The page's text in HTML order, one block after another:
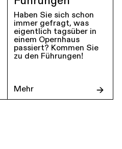
Haben Sie sich schon
immer gefragt, was
eigentlich tagsüber in
einem Opernhaus
passiert? Kommen Sie
zu den Führungen!
Mehr